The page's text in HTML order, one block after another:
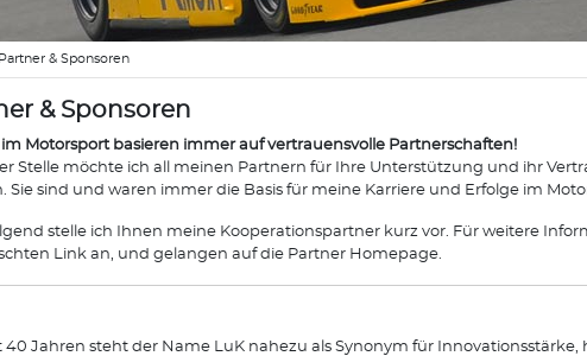
Partner & Sponsoren
& Sponsoren
im Motorsport basieren immer auf vertrauensvolle Partnerschaften!
Stelle möchte ich all meinen Partnern für Ihre Unterstützung und ihr
Sie sind und waren immer die Basis für meine Karriere und Erfolge im
stelle ich Ihnen meine Kooperationspartner kurz vor. Für weitere
Link an, und gelangen auf die Partner Homepage.
40 Jahren steht der Name LuK nahezu als Synonym für Innovationsstärke,